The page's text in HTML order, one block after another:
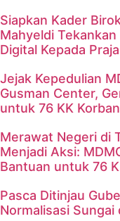
Siapkan Kader
Mahyeldi
Digital Kepada
Jejak Kepedulian
Gusman Center,
untuk 76 KK
Merawat Negeri di
Menjadi Aksi:
Bantuan untuk 76
Pasca Ditinjau
Normalisasi Sungai